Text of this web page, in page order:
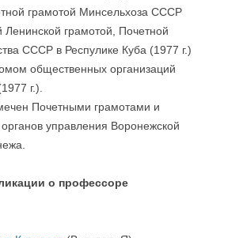
грамотой Минсельхоза СССР
Ленинской грамотой, Почетной
СССР в Респулике Куба (1977 г.)
общественных организаций
г.).
Почетными грамотами и
управления Воронежской
о профессоре